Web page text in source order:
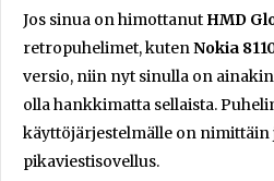
Jos sinua on himottanut HMD
retropuhelimet, kutenNokia
versio, niin nyt sinulla on
olla hankkimatta sellaista.
käyttöjärjestelmälle on nimittäin
pikaviestisovellus.